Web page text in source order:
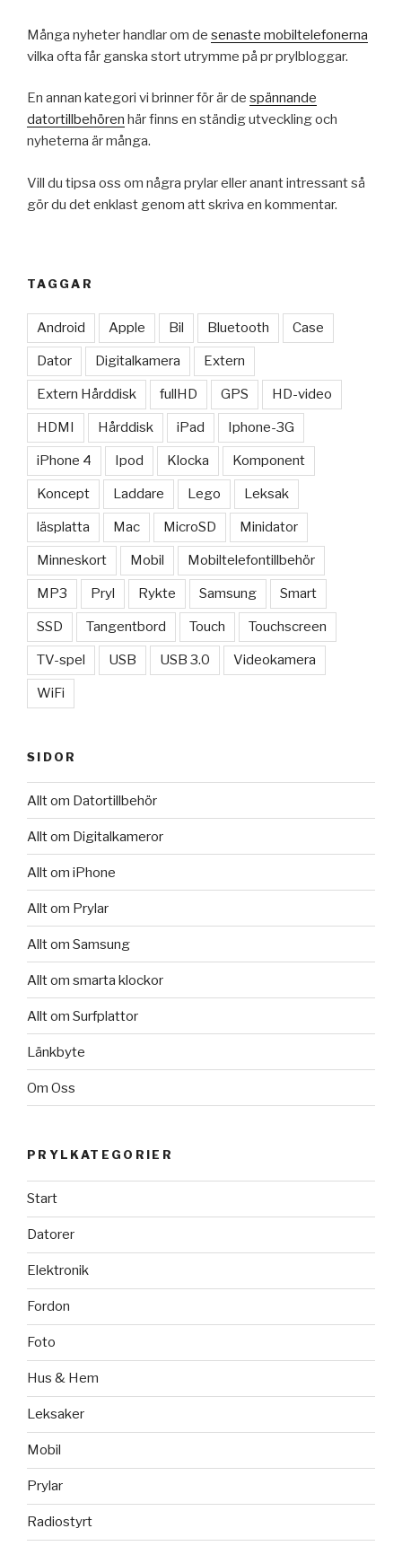
Många nyheter handlar om de senaste mobiltelefonerna
vilka ofta får ganska stort utrymme på pr prylbloggar.
En annan kategori vi brinner för är de spännande
datortillbehören här finns en ständig utveckling och
nyheterna är många.
Vill du tipsa oss om några prylar eller anant intressant så
gör du det enklast genom att skriva en kommentar.
TAGGAR
Android Apple Bil Bluetooth Case
Dator Digitalkamera Extern
Extern Hårddisk fullHD GPS HD-video
HDMI Hårddisk iPad Iphone-3G
iPhone 4 Ipod Klocka Komponent
Koncept Laddare Lego Leksak
läsplatta Mac MicroSD Minidator
Minneskort Mobil Mobiltelefontillbehör
MP3 Pryl Rykte Samsung Smart
SSD Tangentbord Touch Touchscreen
TV-spel USB USB 3.0 Videokamera
WiFi
SIDOR
Allt om Datortillbehör
Allt om Digitalkameror
Allt om iPhone
Allt om Prylar
Allt om Samsung
Allt om smarta klockor
Allt om Surfplattor
Länkbyte
Om Oss
PRYLKATEGORIER
Start
Datorer
Elektronik
Fordon
Foto
Hus & Hem
Leksaker
Mobil
Prylar
Radiostyrt